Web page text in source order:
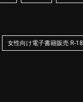
女性向け電子書籍販売 R-18